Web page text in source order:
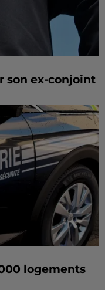
son ex-conjoint
logements